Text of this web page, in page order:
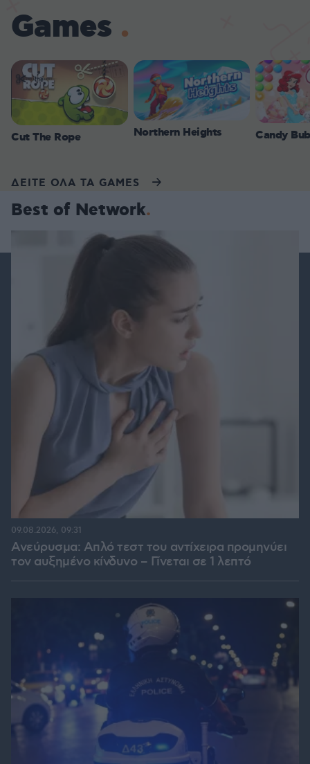
Games
Cut The Rope Northern Heights Candy
ΔΕΙΤΕ ΟΛΑ ΤΑ GAMES
Best of Network
Ανεύρυσμα: Απλό τεστ του αντίχειρα προμηνύει
τον αυξημένο κίνδυνο – Γίνεται σε 1 λεπτό
09.08.2026, 09:31